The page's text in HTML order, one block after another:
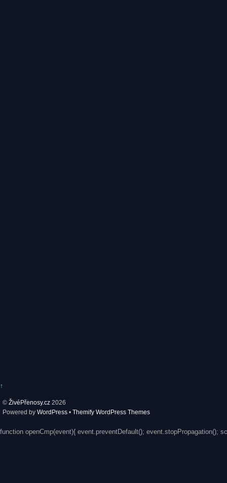
↑
© ŽivéPřenosy.cz 2026
Powered by WordPress • Themify WordPress Themes
function openCmp(event){ event.preventDefault(); event.stopPropagation();